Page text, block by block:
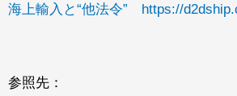
海上輸入と“他法令” https://
参照先：